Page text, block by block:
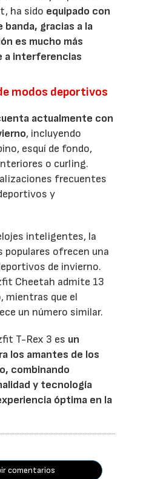
ha sido equipado con
banda, gracias a la
es mucho más
a interferencias
modos deportivos
actualmente con
, incluyendo
esquí de fondo,
o curling.
frecuentes
y
inteligentes, la
populares ofrecen una
de invierno.
Cheetah admite 13
mientras que el
un número similar.
T-Rex 3 es un
los amantes de los
combinando
y tecnología
óptima en la
comentarios